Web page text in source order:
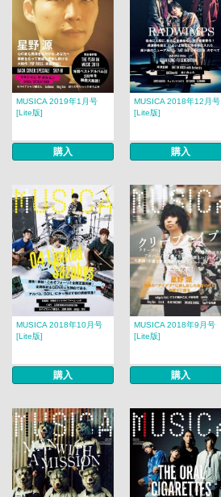
MUSICA 2019年1月号
[Lite版]
購入
MUSICA 2018年12月号
[Lite版]
購入
MUSICA 2018年10月号
[Lite版]
購入
MUSICA 2018年9月号
[Lite版]
購入